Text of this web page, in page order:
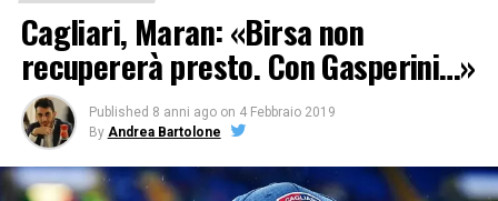
Cagliari, Maran: «Birsa non
recupererà presto. Con Gasperini…»
Published 8 anni ago on 4 Febbraio 2019
By Andrea Bartolone